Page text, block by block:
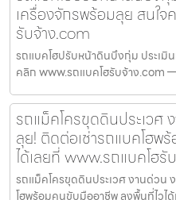
เครื่องจักรพร้อมลุย สนใ
รับจ้าง.com
รถแบคโฮปรับหน้าดินบึงกุ่ม ประเมิ
คลิก www.รถแบคโฮรับจ้าง.com
รถแม็คโครขุดดินประเวศ
ลุย! ติดต่อเช่ารถแบคโฮพ
ได้เลยที่ www.รถแบคโฮรั
รถแม็คโครขุดดินประเวศ งานด่วน
โฮพร้อมคนขับมืออาชีพ ลงพื้นที่ไวไ